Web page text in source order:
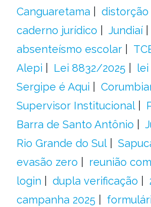
Canguaretama
distorção
caderno jurídico
Jundiaí
absenteísmo escolar
Alepi
Lei 8832/2025
Sergipe é Aqui
Supervisor Institucional
Barra de Santo Antônio
Rio Grande do Sul
evasão zero
reunião
login
dupla verificação
campanha 2025